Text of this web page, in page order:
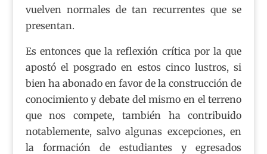
vuelven normales de tan recurrentes que se
presentan.
Es entonces que la reflexión crítica por la que
apostó el posgrado en estos cinco lustros, si
bien ha abonado en favor de la construcción de
conocimiento y debate del mismo en el terreno
que nos compete, también ha contribuido
notablemente, salvo algunas excepciones, en
la formación de estudiantes y egresados